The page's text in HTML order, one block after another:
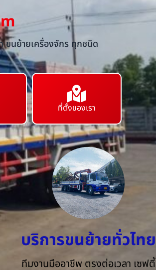
ขนย้ายเครื่องจักร ทุกชนิด
ที่ตั้งของเรา
บริการขนย้ายทั่วไทย
ทีมงานมืออาชีพ ตรงต่อเวลา เซฟตี้